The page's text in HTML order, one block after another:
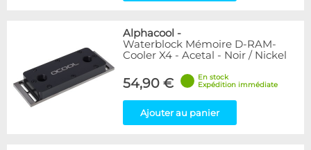
Alphacool -
Waterblock Mémoire D-RAM-
Cooler X4 - Acetal - Noir / Nickel
54,90 €
En stock
Expédition immédiate
Ajouter au panier